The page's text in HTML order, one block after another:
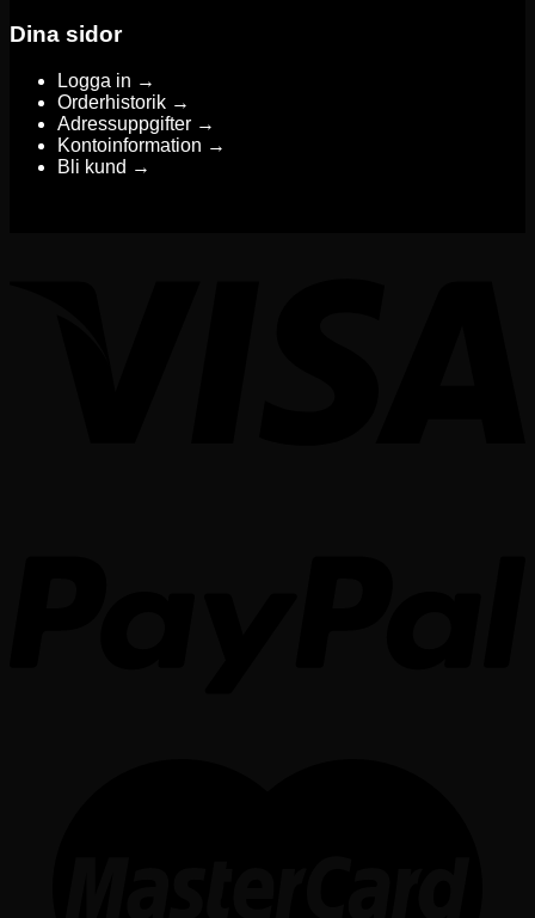
Dina sidor
Logga in →
Orderhistorik →
Adressuppgifter →
Kontoinformation →
Bli kund →